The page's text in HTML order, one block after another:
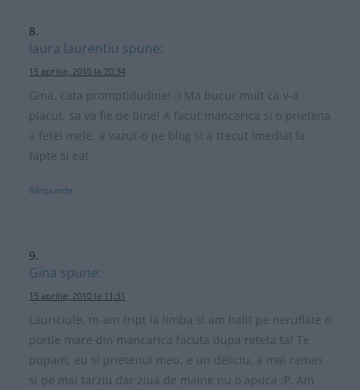
laura laurentiu spune:
15 aprilie, 2010 la 20:34
Gina, cata promptidudine! :) Ma bucur mult ca v-a
placut, sa va fie de bine! A facut mancarica si o prietena
a fetei mele, a vazut-o pe blog si a trecut imediat la
fapte si ea!
Răspunde
Gina spune:
15 aprilie, 2010 la 11:31
Lauriciule, m-am fript la limba si am halit pe neruflate o
portie mare din mancarica facuta dupa reteta ta! Te
pupam, eu si prietenul meu, e un deliciu, a mai ramas
si pe mai tarziu dar ziua de maine nu o apuca :P. Am